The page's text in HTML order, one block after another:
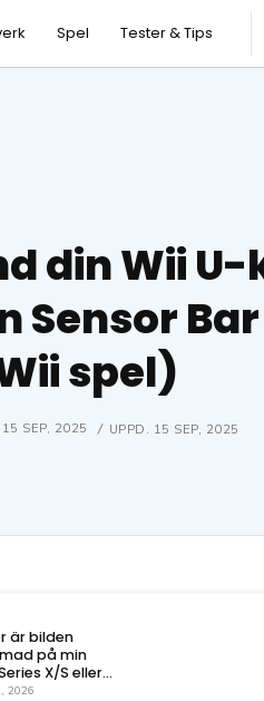
Spel Tester & Tips
din Wii
Sensor
spel)
15 SEP, 2025 UPPD. 15 SEP, 2025
är bilden
på min
X/S eller
2026